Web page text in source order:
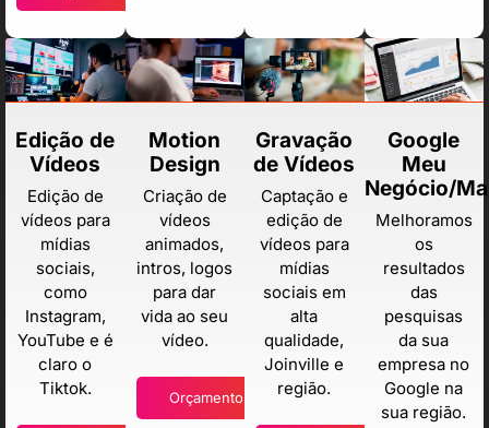
Edição de
Vídeos
Edição de
vídeos para
mídias
sociais,
como
Instagram,
YouTube e é
claro o
Tiktok.
Motion
Design
Criação de
vídeos
animados,
intros, logos
para dar
vida ao seu
vídeo.
Orçamento
Gravação
de Vídeos
Captação e
edição de
vídeos para
mídias
sociais em
alta
qualidade,
Joinville e
região.
Google
Meu
Negócio/
Melhoramos
os
resultados
das
pesquisas
da sua
empresa no
Google na
sua região.